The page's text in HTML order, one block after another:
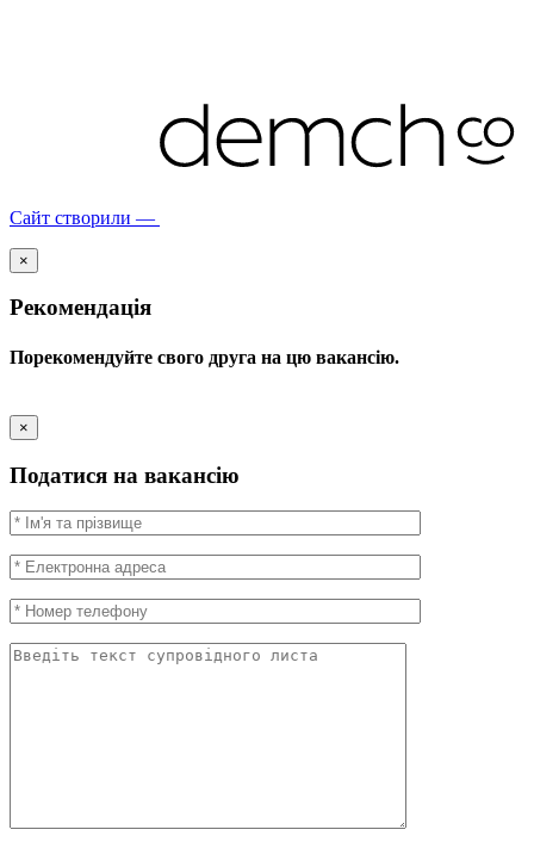
Сайт створили —
×
Рекомендація
Порекомендуйте свого друга на цю вакансію.
×
Податися на вакансію